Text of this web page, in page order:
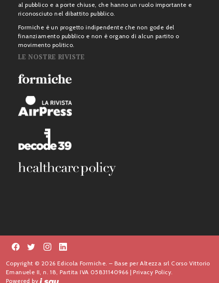
al pubblico e a porte chiuse, che hanno un ruolo importante e
riconosciuto nel dibattito pubblico.
Formiche è un progetto indipendente che non gode del
finanziamento pubblico e non è organo di alcun partito o
movimento politico.
LE NOSTRE RIVISTE
Copyright © 2026 Edicola Formiche. – Base per Altezza srl Corso Vittorio
Emanuele II, n. 18, Partita IVA 05831140966 |Privacy Policy.
Powered by